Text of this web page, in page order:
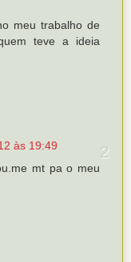
meu trabalho de
teve a ideia
às 19:49
mt pa o meu